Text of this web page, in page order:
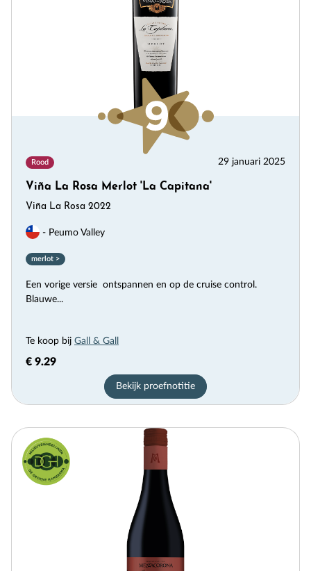
Rood 29 januari 2025
Viña La Rosa Merlot 'La Capitana'
Viña La Rosa 2022
- Peumo Valley
merlot >
Een vorige versie ontspannen en op de cruise control.
Blauwe...
Te koop bij Gall & Gall
€ 9.29
Bekijk proefnotitie